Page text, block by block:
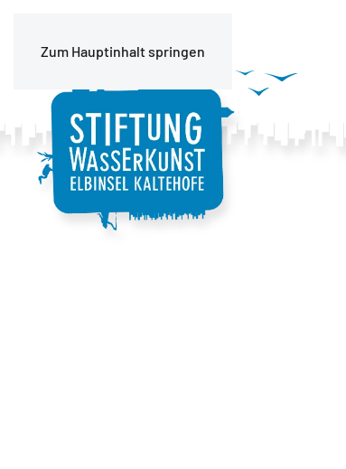
Zum Hauptinhalt springen